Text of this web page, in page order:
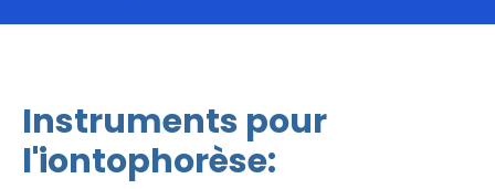
Instruments pour
l'iontophorèse: